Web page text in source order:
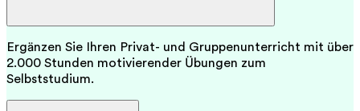
Ergänzen Sie Ihren Privat- und Gruppenunterricht mit über
2.000 Stunden motivierender Übungen zum
Selbststudium.